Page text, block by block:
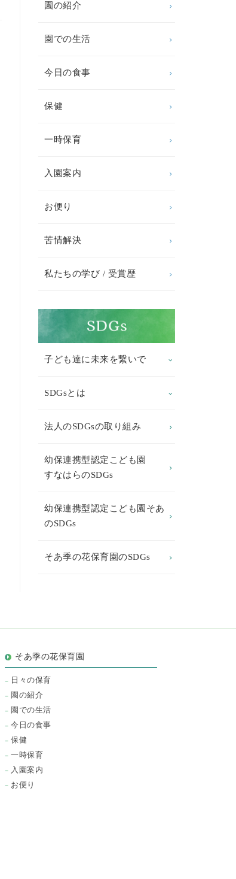
園の紹介
園での生活
今日の食事
保健
一時保育
入園案内
お便り
苦情解決
私たちの学び / 受賞歴
子ども達に未来を繋いで
SDGsとは
法人のSDGsの取り組み
幼保連携型認定こども園
すなはらのSDGs
幼保連携型認定こども園そあ
のSDGs
そあ季の花保育園のSDGs
そあ季の花保育園
日々の保育
園の紹介
園での生活
今日の食事
保健
一時保育
入園案内
お便り